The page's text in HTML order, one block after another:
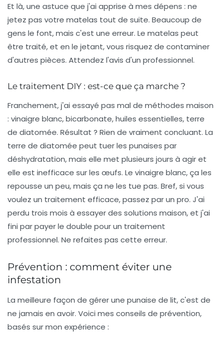
Et là, une astuce que j'ai apprise à mes dépens : ne
jetez pas votre matelas tout de suite. Beaucoup de
gens le font, mais c'est une erreur. Le matelas peut
être traité, et en le jetant, vous risquez de contaminer
d'autres pièces. Attendez l'avis d'un professionnel.
Le traitement DIY : est-ce que ça marche ?
Franchement, j'ai essayé pas mal de méthodes maison
: vinaigre blanc, bicarbonate, huiles essentielles, terre
de diatomée. Résultat ? Rien de vraiment concluant. La
terre de diatomée peut tuer les punaises par
déshydratation, mais elle met plusieurs jours à agir et
elle est inefficace sur les œufs. Le vinaigre blanc, ça les
repousse un peu, mais ça ne les tue pas. Bref, si vous
voulez un traitement efficace, passez par un pro. J'ai
perdu trois mois à essayer des solutions maison, et j'ai
fini par payer le double pour un traitement
professionnel. Ne refaites pas cette erreur.
Prévention : comment éviter une
infestation
La meilleure façon de gérer une punaise de lit, c'est de
ne jamais en avoir. Voici mes conseils de prévention,
basés sur mon expérience :